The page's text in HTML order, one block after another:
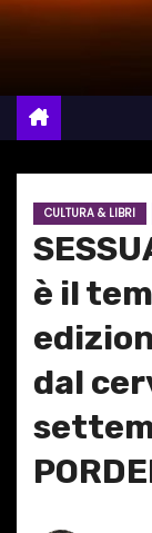
CULTURA & LIBRI
è il
dal